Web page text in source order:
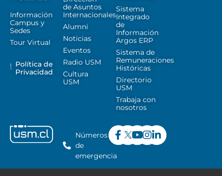
Información
Campus y
Sedes
Tour Virtual
Política de
Privacidad
de Asuntos
Internacionales
Alumni
Noticias
Eventos
Radio USM
Cultura
USM
Sistema
Integrado
de
Información
Argos ERP
Sistema de
Remuneraciones
Históricas
Directorio
USM
Trabaja con
nosotros
Números
de
emergencia